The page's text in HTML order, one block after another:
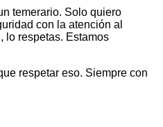
temerario. Solo quiero
con la atención al
lo respetas. Estamos
respetar eso. Siempre con